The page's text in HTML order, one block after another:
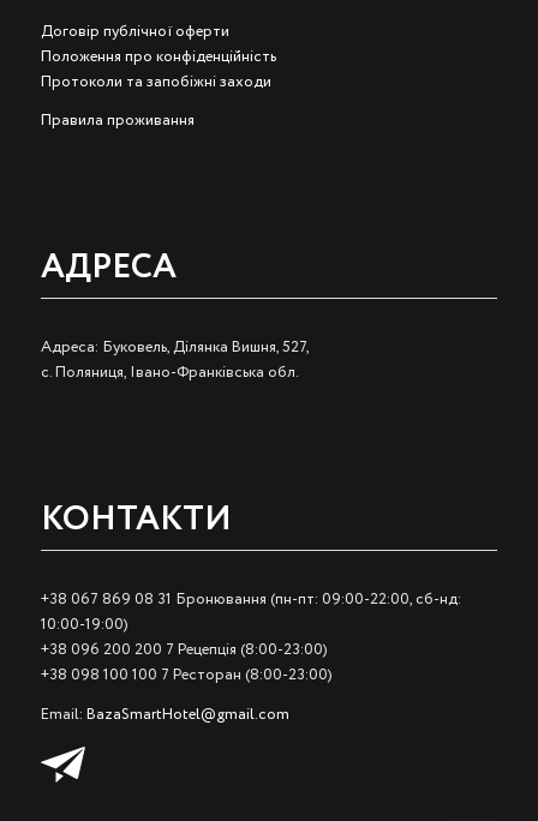
Договір публічної оферти
Положення про конфіденційність
Протоколи та запобіжні заходи
Правила проживання
АДРЕСА
Адреса: Буковель, Ділянка Вишня, 527,
с. Поляниця, Івано-Франківська обл.
КОНТАКТИ
+38 067 869 08 31 Бронювання (пн-пт: 09:00-22:00, сб-нд:
10:00-19:00)
+38 096 200 200 7 Рецепція (8:00-23:00)
+38 098 100 100 7 Ресторан (8:00-23:00)
Email: BazaSmartHotel@gmail.com